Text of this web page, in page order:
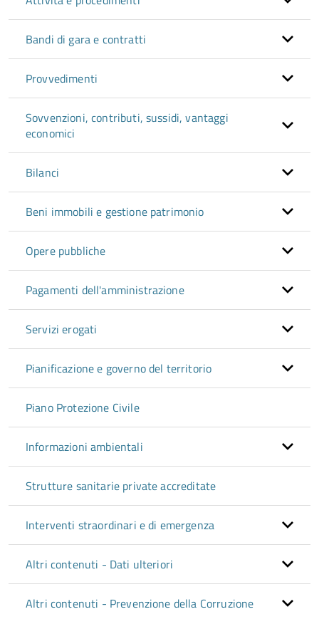
Bandi di gara e contratti
Provvedimenti
Sovvenzioni, contributi, sussidi, vantaggi
economici
Bilanci
Beni immobili e gestione patrimonio
Opere pubbliche
Pagamenti dell'amministrazione
Servizi erogati
Pianificazione e governo del territorio
Piano Protezione Civile
Informazioni ambientali
Strutture sanitarie private accreditate
Interventi straordinari e di emergenza
Altri contenuti - Dati ulteriori
Altri contenuti - Prevenzione della Corruzione